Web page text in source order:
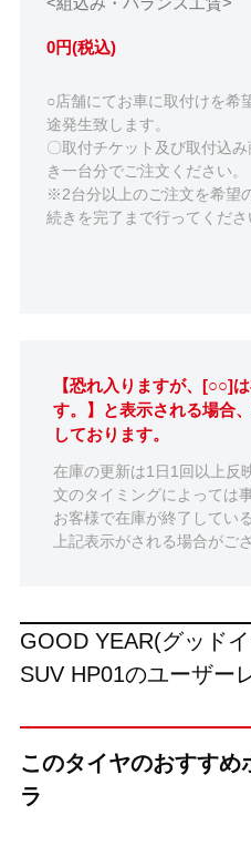
0円(税込)
○店舗にてお車に取付けを希
途発生致します。
〇取付チケット及び取付込
き一台分でご注文ください。
※2台分以上のご注文を希望
続きを完了まで行ってくださ
【恐れ入りますが、[○○]
す。】と表示される場合
しております。
在庫の更新は1日1回以上反
文のタイミングによっては
お客様で在庫が終了してい
上記表示がされる場合がご
GOOD YEAR(グッド
SUV HP01のユーザー
このタイヤのおすす
ラ